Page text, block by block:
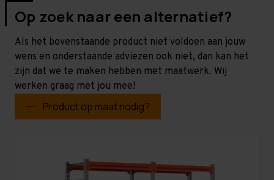
Op zoek naar een alternatief?
Als het bovenstaande product niet voldoen aan jouw
wens en onderstaande adviezen ook niet, dan kan het
zijn dat we te maken hebben met maatwerk. Wij
werken graag met jou mee!
Product op maat nodig?